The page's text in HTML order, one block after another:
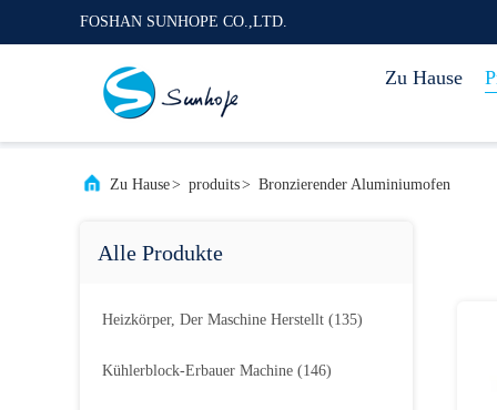
FOSHAN SUNHOPE CO.,LTD.
Zu Hause
Zu Hause> produits> Bronzierender Aluminiumofen
Alle Produkte
Heizkörper, Der Maschine Herstellt (135)
Kühlerblock-Erbauer Machine (146)